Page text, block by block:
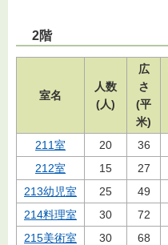
2階
室名
人数
(人)
広
さ
(平
米)
211室 20 36
212室
15 27
213幼児室 25 49
214料理室 30 72
215美術室 30 68